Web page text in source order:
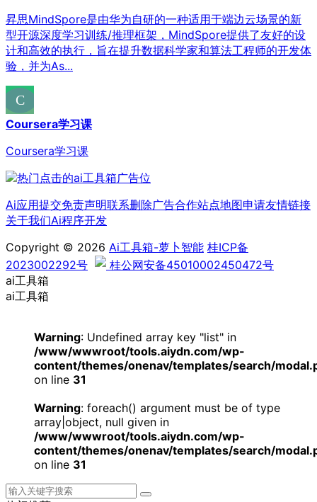
昇思MindSpore是由华为自研的一种适用于端边云场景的新
型开源深度学习训练/推理框架，MindSpore提供了友好的设
计和高效的执行，旨在提升数据科学家和算法工程师的开发体
验，并为As...
Coursera学习课
Coursera学习课
Ai应用提交免责声明联系删除广告合作站点地图申请友情链接
关于我们Ai程序开发
Copyright © 2026 Ai工具箱-萝卜智能 桂ICP备
2023002292号
桂公网安备45010002450472号
ai工具箱
ai工具箱
Warning: Undefined array key "list" in
/www/wwwroot/tools.aiydn.com/wp-
content/themes/onenav/templates/search/
on line 31
Warning: foreach() argument must be of type
array|object, null given in
/www/wwwroot/tools.aiydn.com/wp-
content/themes/onenav/templates/search/
on line 31